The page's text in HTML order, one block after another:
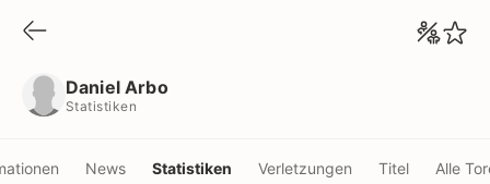
Daniel Arbo
Statistiken
News Statistiken Verletzungen Titel Alle